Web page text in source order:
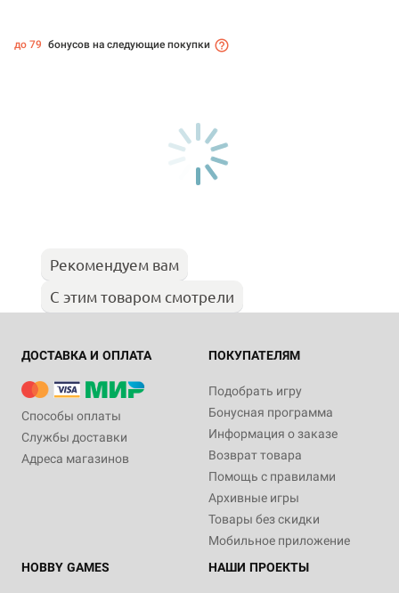
до 79 бонусов на следующие покупки
Рекомендуем вам
С этим товаром смотрели
ДОСТАВКА И ОПЛАТА
Способы оплаты
Службы доставки
Адреса магазинов
ПОКУПАТЕЛЯМ
Подобрать игру
Бонусная программа
Информация о заказе
Возврат товара
Помощь с правилами
Архивные игры
Товары без скидки
Мобильное приложение
HOBBY GAMES
НАШИ ПРОЕКТЫ